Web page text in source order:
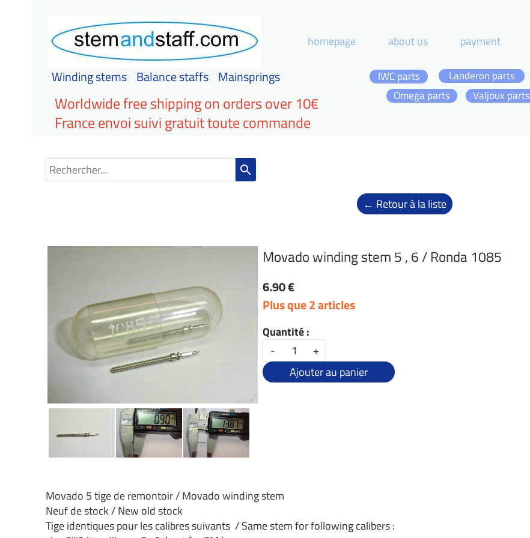
homepage about us payment
Winding stems Balance staffs Mainsprings
Omega parts
IWC parts
Landeron parts
Valjoux parts
Worldwide free shipping on orders over 10€
France envoi suivi gratuit toute commande
search
← Retour à la liste
Movado winding stem 5 , 6 / Ronda 1085
6.90 €
Plus que 2 articles
Quantité :
-
+
Ajouter au panier
Movado 5 tige de remontoir / Movado winding stem
Neuf de stock / New old stock
Tige identiques pour les calibres suivants / Same stem for following calibers :